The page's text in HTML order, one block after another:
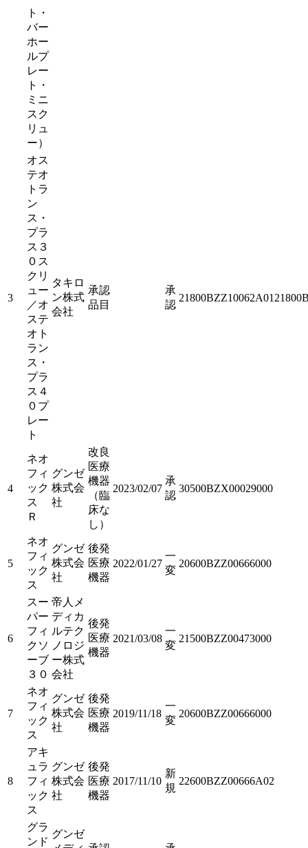
ト・
バー
ホー
ルプ
レー
ト・
ミニ
スク
リュ
ー）
3
オス
テオ
トラ
ン
ス・
プラ
ス３
０ス
クリ
ュー
／オ
ステ
オト
ラン
ス・
プラ
ス４
０プ
レー
ト
タキロ
ン株式
会社
承認
品目
承
認
4
ネオ
フィ
ック
ス
Ｒ
グンゼ
株式会
社
改良
医療
機器
（臨
床な
し）
2023/02/07
承
認
30500BZX00029000
5
ネオ
フィ
ック
ス
グンゼ
株式会
社
後発
医療
機器
2022/01/27
一
変
20600BZZ00666000
6
スー
パー
フィ
クソ
ーブ
３０
帝人メ
ディカ
ルテク
ノロジ
ー株式
会社
後発
医療
機器
2021/03/08
一
変
21500BZZ00473000
7
ネオ
フィ
ック
ス
グンゼ
株式会
社
後発
医療
機器
2019/11/18
一
変
20600BZZ00666000
8
アキ
ュラ
フィ
ック
ス
グンゼ
株式会
社
後発
医療
機器
2017/11/10
新
規
22600BZZ00666A02
グラ
ンド
グンゼ